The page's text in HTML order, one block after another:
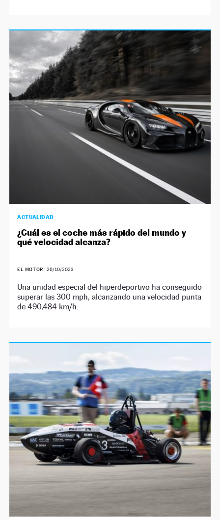
ACTUALIDAD
¿Cuál es el coche más rápido del mundo y
qué velocidad alcanza?
EL MOTOR | 26/10/2023
Una unidad especial del hiperdeportivo ha conseguido
superar las 300 mph, alcanzando una velocidad punta
de 490,484 km/h.